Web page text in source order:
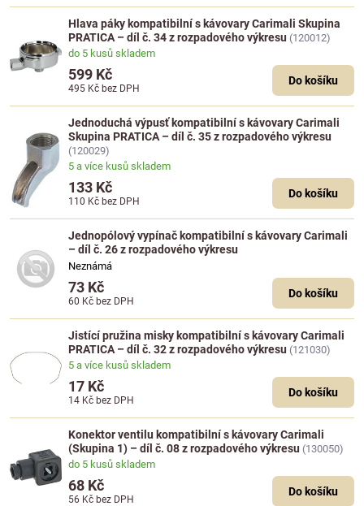
Hlava páky kompatibilní s kávovary Carimali Skupina
PRATICA – díl č. 34 z rozpadového výkresu (120012)
do 5 kusů skladem
599 Kč
495 Kč bez DPH
Do košíku
Jednoduchá výpusť kompatibilní s kávovary Carimali
Skupina PRATICA – díl č. 35 z rozpadového výkresu
(120029)
5 a více kusů skladem
133 Kč
110 Kč bez DPH
Do košíku
Jednopólový vypínač kompatibilní s kávovary Carimali
– díl č. 26 z rozpadového výkresu
Neznámá
73 Kč
60 Kč bez DPH
Do košíku
Jistící pružina misky kompatibilní s kávovary Carimali
PRATICA – díl č. 32 z rozpadového výkresu (121030)
5 a více kusů skladem
17 Kč
14 Kč bez DPH
Do košíku
Konektor ventilu kompatibilní s kávovary Carimali
(Skupina 1) – díl č. 08 z rozpadového výkresu (130050)
do 5 kusů skladem
68 Kč
56 Kč bez DPH
Do košíku